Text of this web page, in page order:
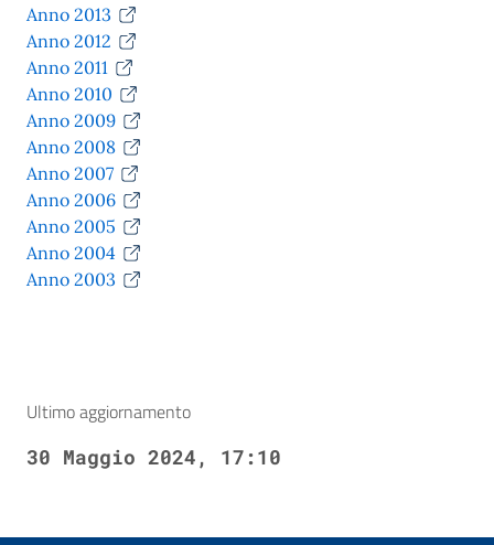
Anno 2013
Anno 2012
Anno 2011
Anno 2010
Anno 2009
Anno 2008
Anno 2007
Anno 2006
Anno 2005
Anno 2004
Anno 2003
Ultimo aggiornamento
30 Maggio 2024, 17:10